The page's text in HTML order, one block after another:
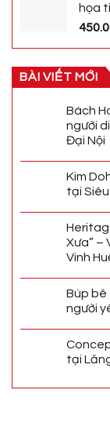
họa
BÀI VIẾT MỚI
Bách
người
Đại Nội
Kim
tại
Xưa” –
Vinh
Búp bê
người
tại